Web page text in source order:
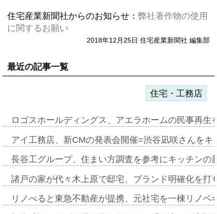
住宅産業新聞社からのお知らせ： 弊社著作物の使用
に関するお願い
2018年12月25日 住宅産業新聞社 編集部
最近の記事一覧
住宅・工務店
ロゴスホールディングス、アエラホームの民事再
アイ工務店、新CMの発表会開催=渋谷凪咲さんを
長谷工グループ、住まい方調査を参考にキッチン
諸戸の家が代々木上原で邸宅、ブランド明確化を
リノべると東急不動産が提携、元社宅を一棟リノ